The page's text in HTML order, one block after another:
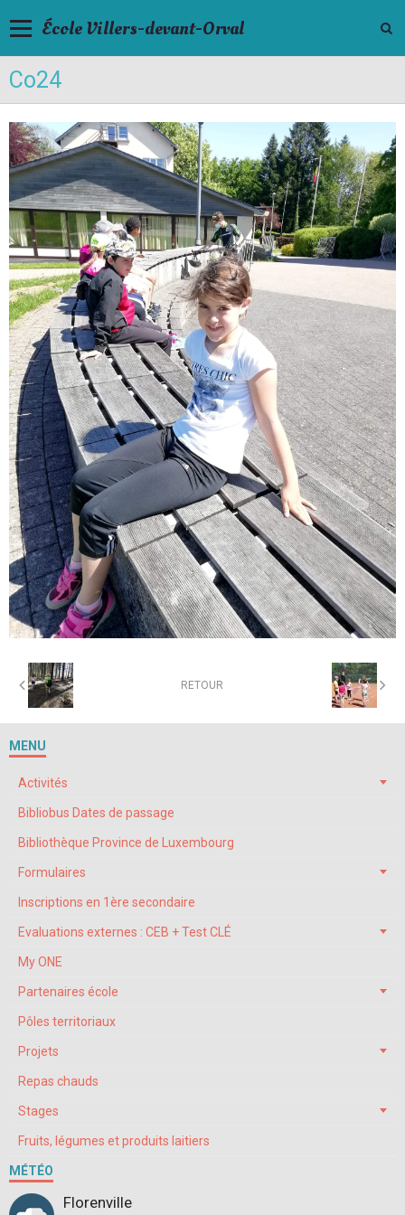
École Villers-devant-Orval
Co24
RETOUR
MENU
Activités
Bibliobus Dates de passage
Bibliothèque Province de Luxembourg
Formulaires
Inscriptions en 1ère secondaire
Evaluations externes : CEB + Test CLÉ
My ONE
Partenaires école
Pôles territoriaux
Projets
Repas chauds
Stages
Fruits, légumes et produits laitiers
MÉTÉO
Florenville